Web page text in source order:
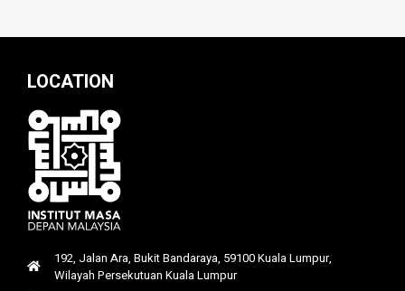
LOCATION
192, Jalan Ara, Bukit Bandaraya, 59100 Kuala Lumpur,
Wilayah Persekutuan Kuala Lumpur